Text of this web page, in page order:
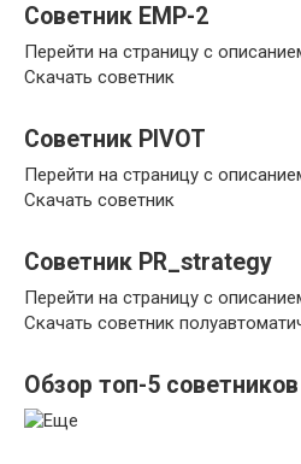
Советник EMP-2
Перейти на страницу с
Скачать советник
Советник PIVOT
Перейти на страницу с
Скачать советник
Советник PR_strategy
Перейти на страницу с
Скачать советник
Обзор топ-5